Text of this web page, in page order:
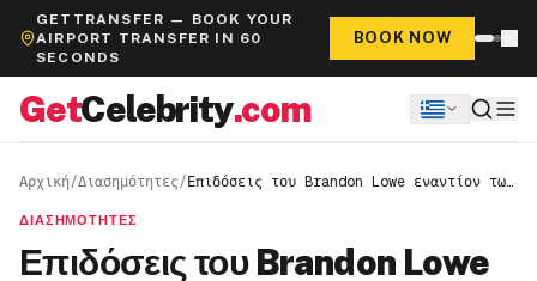
GETTRANSFER — BOOK YOUR
AIRPORT TRANSFER IN 60
SECONDS
BOOK NOW
GetCelebrity.com
Αρχική/Διασημότητες/Επιδόσεις του Brandon Lowe εναντίον των
ΔΙΑΣΗΜΌΤΗΤΕΣ
Επιδόσεις του Brandon Lowe